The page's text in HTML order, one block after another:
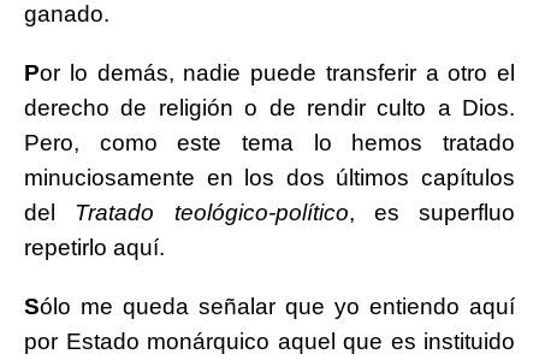
ganado.
Por lo demás, nadie puede transferir a otro el
derecho de religión o de rendir culto a Dios.
Pero, como este tema lo hemos tratado
minuciosamente en los dos últimos capítulos
del Tratado teológico-político, es superfluo
repetirlo aquí.
Sólo me queda señalar que yo entiendo aquí
por Estado monárquico aquel que es instituido